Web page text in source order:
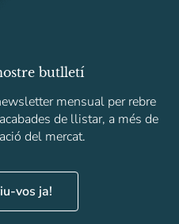
butlletí
mensual per rebre
de llistar, a més de
del mercat.
vos ja!